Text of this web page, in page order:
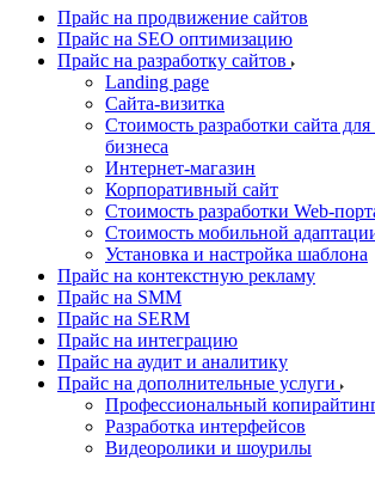
Прайс на продвижение сайтов
Прайс на SEO оптимизацию
Прайс на разработку сайтов
Landing page
Cайта-визитка
Стоимость разработки сайта
бизнеса
Интернет-магазин
Корпоративный сайт
Стоимость разработки Web-
Стоимость мобильной
Установка и настройка шаблона
Прайс на контекстную рекламу
Прайс на SMM
Прайс на SERM
Прайс на интеграцию
Прайс на аудит и аналитику
Прайс на дополнительные услуги
Профессиональный
Разработка интерфейсов
Видеоролики и шоурилы